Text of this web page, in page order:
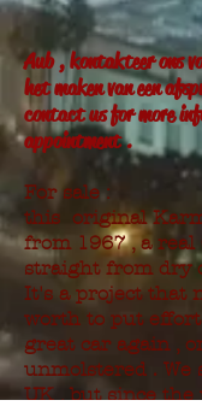
Aub , kontakteer ons
het maken van een
contact us for more
appointment .
For sale :
this original
from 1967 , a
straight from dry
It's a project that
worth to put
great car again ,
unmolstered . We
UK , but since the